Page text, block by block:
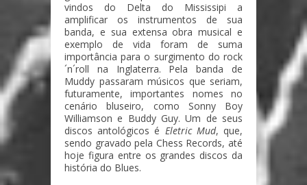
vindos do Delta do Mississipi a
amplificar os instrumentos de sua
banda, e sua extensa obra musical e
exemplo de vida foram de suma
importância para o surgimento do rock
´n´roll na Inglaterra. Pela banda de
Muddy passaram músicos que seriam,
futuramente, importantes nomes no
cenário bluseiro, como Sonny Boy
Williamson e Buddy Guy. Um de seus
discos antológicos é Eletric Mud, que,
sendo gravado pela Chess Records, até
hoje figura entre os grandes discos da
história do Blues.